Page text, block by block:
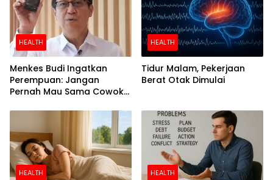
HEALTH
Menkes Budi Ingatkan
Perempuan: Jangan
Pernah Mau Sama Cowok
HEALTH
Tidur Malam, Pekerjaan
Berat Otak Dimulai
HEALTH HEALTH